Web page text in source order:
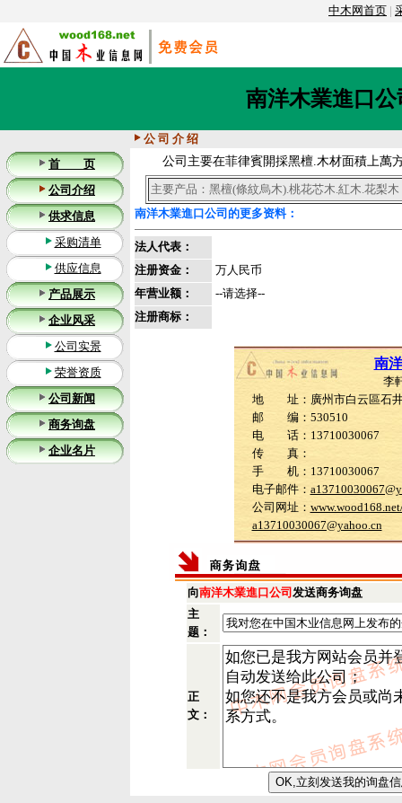
中木网首页 |
南洋木業進口公
首 页
公司介绍
供求信息
采购清单
供应信息
产品展示
企业风采
公司实景
荣誉资质
公司新闻
商务询盘
企业名片
公 司 介 绍
公司主要在菲律賓開採黑檀.木材面積上萬
主要产品：黑檀(條紋烏木).桃花芯木.紅木.花梨木
南洋木業進口公司的更多资料：
法人代表：
注册资金：
万人民币
年营业额：
--请选择--
注册商标：
南
李
地 址：廣州市白云區石井
邮 编：530510
电 话：13710030067
传 真：
手 机：13710030067
电子邮件：
公司网址：
a13710030067@yahoo.cn
向南洋木業進口公司 发送商务询盘
主
题：
正
文：